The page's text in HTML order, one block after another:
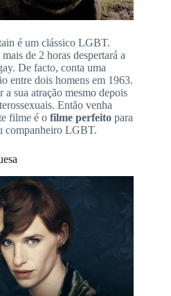
é um clássico LGBT.
de 2 horas despertará a
De facto, conta uma
entre dois homens em 1963.
a sua atração mesmo depois
Então venha
filme é o filme perfeito para
companheiro LGBT.